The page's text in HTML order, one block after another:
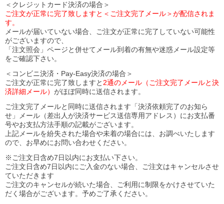
＜クレジットカード決済の場合＞
ご注文が正常に完了致しますと＜ご注文完了メール＞が配信されま
す。
メールが届いていない場合、ご注文が正常に完了していない可能性
がございますので、
「注文照会」ページと併せてメール到着の有無や迷惑メール設定等
をご確認下さい。
＜コンビニ決済・Pay-Easy決済の場合＞
ご注文が正常に完了致しますと 2通のメール（ご注文完了メールと決
済詳細メール） がほぼ同時に送信されます。
ご注文完了メールと同時に送信されます「決済依頼完了のお知ら
せ」メール（差出人が決済サービス送信専用アドレス）にお支払番
号やお支払方法手順の記載がございます。
上記メールを紛失された場合や未着の場合には、お調べいたします
ので、お早めにお問い合わせください。
※ご注文日含め7日以内にお支払い下さい。
ご注文日含め7日以内にご入金のない場合、ご注文はキャンセルさせ
ていただきます
ご注文のキャンセルが続いた場合、ご利用に制限をかけさせていた
だく場合がございます。予めご了承ください。